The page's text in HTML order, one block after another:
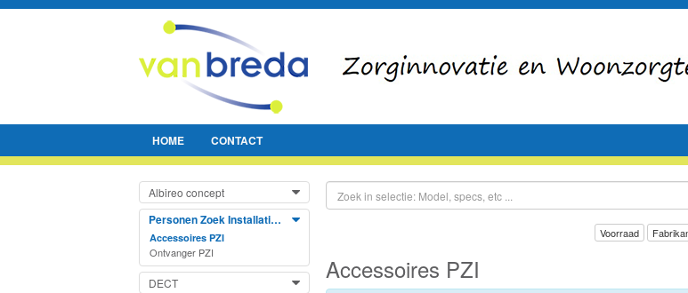
HOME CONTACT
Albireo concept
Personen Zoek Installatie (PZI
Accessoires PZI
Ontvanger PZI
DECT
Voorraad
Accessoires PZI